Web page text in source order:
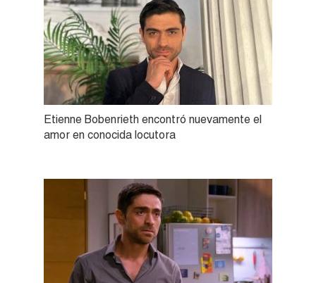
Etienne Bobenrieth encontró nuevamente el
amor en conocida locutora